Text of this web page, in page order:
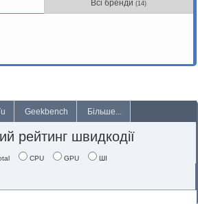
Всі бренди(14)
Geekbench Більше...
рейтинг швидкодії
CPU GPU ШІ